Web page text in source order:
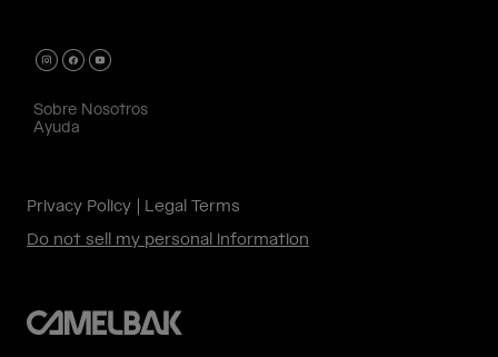
Sobre Nosotros
Ayuda
Privacy Policy
Legal Terms
Do not sell my personal information